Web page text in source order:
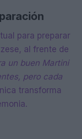
para preparar
al frente de
un buen Martini
pero cada
transforma